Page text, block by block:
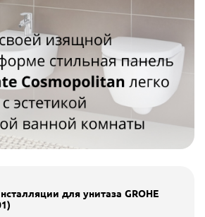
для унитаза GROHE